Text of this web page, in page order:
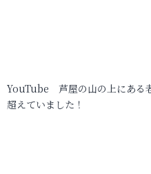
YouTube 芦屋の山の上にある
超えていました！